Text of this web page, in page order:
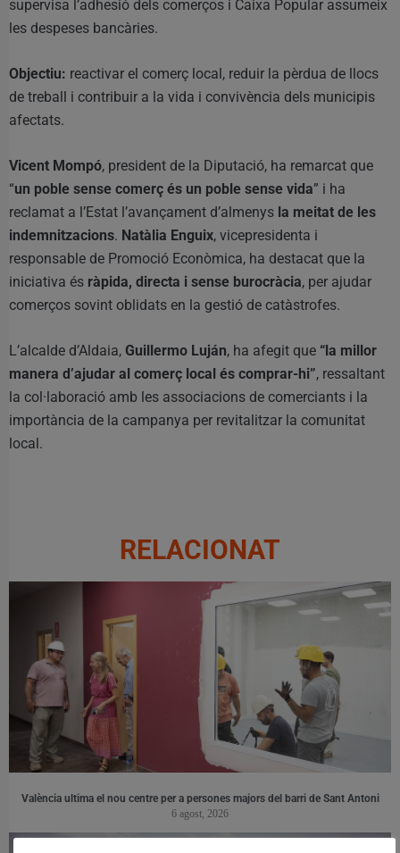
supervisa l’adhesió dels comerços i Caixa Popular assumeix
les despeses bancàries.
Objectiu: reactivar el comerç local, reduir la pèrdua de llocs
de treball i contribuir a la vida i convivència dels municipis
afectats.
Vicent Mompó, president de la Diputació, ha remarcat que
“un poble sense comerç és un poble sense vida” i ha
reclamat a l’Estat l’avançament d’almenys la meitat de les
indemnitzacions. Natàlia Enguix, vicepresidenta i
responsable de Promoció Econòmica, ha destacat que la
iniciativa és ràpida, directa i sense burocràcia, per ajudar
comerços sovint oblidats en la gestió de catàstrofes.
L’alcalde d’Aldaia, Guillermo Luján, ha afegit que “la millor
manera d’ajudar al comerç local és comprar-hi”, ressaltant
la col·laboració amb les associacions de comerciants i la
importància de la campanya per revitalitzar la comunitat
local.
RELACIONAT
València ultima el nou centre per a persones majors del barri de Sant Antoni
6 agost, 2026